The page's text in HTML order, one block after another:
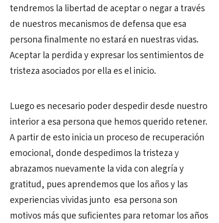
tendremos la libertad de aceptar o negar a través
de nuestros mecanismos de defensa que esa
persona finalmente no estará en nuestras vidas.
Aceptar la perdida y expresar los sentimientos de
tristeza asociados por ella es el inicio.
Luego es necesario poder despedir desde nuestro
interior a esa persona que hemos querido retener.
A partir de esto inicia un proceso de recuperación
emocional, donde despedimos la tristeza y
abrazamos nuevamente la vida con alegría y
gratitud, pues aprendemos que los años y las
experiencias vividas junto esa persona son
motivos más que suficientes para retomar los años